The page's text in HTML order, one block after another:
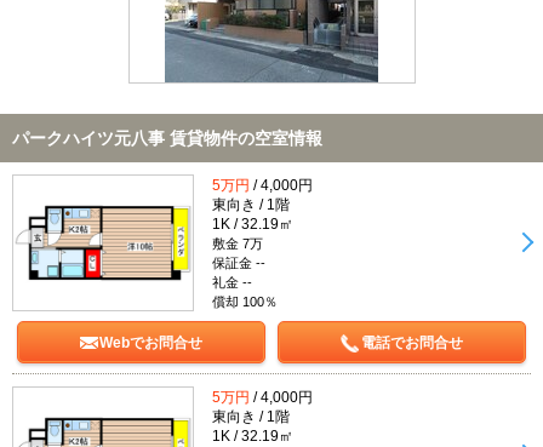
パークハイツ元八事 賃貸物件の空室情報
5万円 / 4,000円
東向き / 1階
1K / 32.19㎡
敷金 7万
保証金 --
礼金 --
償却 100％
Webでお問合せ 電話でお問合せ
5万円 / 4,000円
東向き / 1階
1K / 32.19㎡